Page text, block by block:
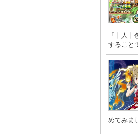
「十人
すること
めてみま